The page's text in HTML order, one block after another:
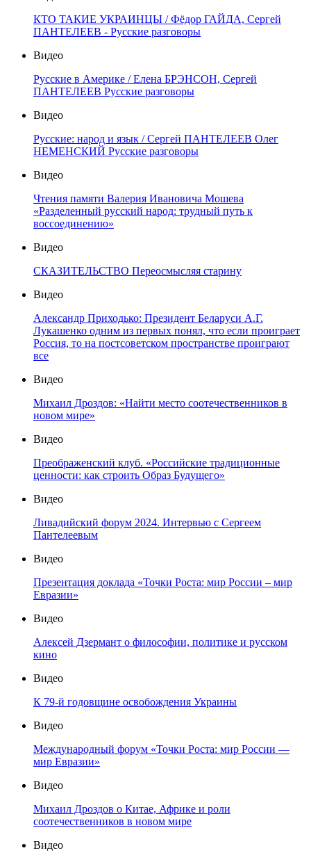
КТО ТАКИЕ УКРАИНЦЫ / Фёдор ГАЙДА, Сергей
ПАНТЕЛЕЕВ - Русские разговоры
Видео
Русские в Америке / Елена БРЭНСОН, Сергей
ПАНТЕЛЕЕВ Русские разговоры
Видео
Русские: народ и язык / Сергей ПАНТЕЛЕЕВ Олег
НЕМЕНСКИЙ Русские разговоры
Видео
Чтения памяти Валерия Ивановича Мошева
«Разделенный русский народ: трудный путь к
воссоединению»
Видео
СКАЗИТЕЛЬСТВО Переосмысляя старину
Видео
Александр Приходько: Президент Беларуси А.Г.
Лукашенко одним из первых понял, что если проиграет
Россия, то на постсоветском пространстве проиграют
все
Видео
Михаил Дроздов: «Найти место соотечественников в
новом мире»
Видео
Преображенский клуб. «Российские традиционные
ценности: как строить Образ Будущего»
Видео
Ливадийский форум 2024. Интервью с Сергеем
Пантелеевым
Видео
Презентация доклада «Точки Роста: мир России – мир
Евразии»
Видео
Алексей Дзермант о философии, политике и русском
кино
Видео
К 79-й годовщине освобождения Украины
Видео
Международный форум «Точки Роста: мир России —
мир Евразии»
Видео
Михаил Дроздов о Китае, Африке и роли
соотечественников в новом мире
Видео